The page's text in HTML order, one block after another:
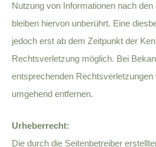
Nutzung von Informationen nach
bleiben hiervon unberührt. Eine
jedoch erst ab dem Zeitpunkt der
Rechtsverletzung möglich. Bei
entsprechenden
umgehend entfernen.
Urheberrecht:
Die durch die Seitenbetreiber